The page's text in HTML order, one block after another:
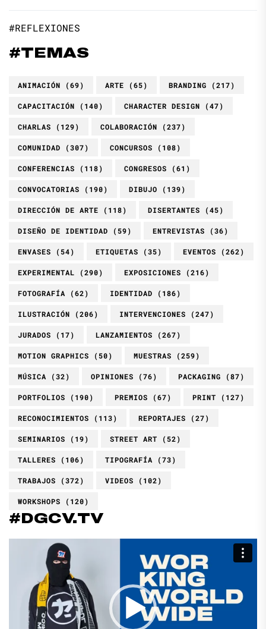
#REFLEXIONES
#TEMAS
ANIMACIÓN (69) ARTE (65) BRANDING (217)
CAPACITACIÓN (140) CHARACTER DESIGN (47)
CHARLAS (129) COLABORACIÓN (237)
COMUNIDAD (307) CONCURSOS (108)
CONFERENCIAS (118) CONGRESOS (61)
CONVOCATORIAS (190) DIBUJO (139)
DIRECCIÓN DE ARTE (118) DISERTANTES (45)
DISEÑO DE IDENTIDAD (59) ENTREVISTAS (36)
ENVASES (54) ETIQUETAS (35) EVENTOS (262)
EXPERIMENTAL (290) EXPOSICIONES (216)
FOTOGRAFÍA (62) IDENTIDAD (186)
ILUSTRACIÓN (206) INTERVENCIONES (247)
JURADOS (17) LANZAMIENTOS (267)
MOTION GRAPHICS (50) MUESTRAS (259)
MÚSICA (32) OPINIONES (76) PACKAGING (87)
PORTFOLIOS (190) PREMIOS (67) PRINT (127)
RECONOCIMIENTOS (113) REPORTAJES (27)
SEMINARIOS (19) STREET ART (52)
TALLERES (106) TIPOGRAFÍA (73)
TRABAJOS (372) VIDEOS (102)
WORKSHOPS (120)
#DGCV.TV
Reproductor